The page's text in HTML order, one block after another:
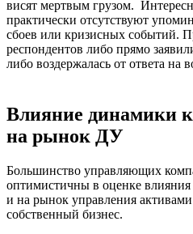
висят мертвым грузом.
практически отсутствуют
сбоев или кризисных событий.
респондентов либо прямо
либо воздержалась от ответа на
Влияние динамики
на рынок ДУ
Большинство управляющих
оптимистичны в оценке
и на рынок управления
собственный бизнес.